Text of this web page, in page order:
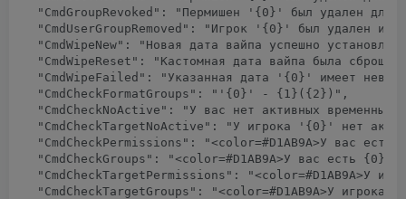
"CmdGroupRevoked": "Пермишен '{0}' был удален для
"CmdUserGroupRemoved": "Игрок '{0}' был удален из
"CmdWipeNew": "Новая дата вайпа успешно
"CmdWipeReset": "Кастомная дата вайпа была
"CmdWipeFailed": "Указанная дата '{0}' имеет
  "CmdCheckFormatGroups": "'{0}' - {1}({2})",
"CmdCheckNoActive": "У вас нет активных временных
"CmdCheckTargetNoActive": "У игрока '{0}' нет
  "CmdCheckPermissions": "
<color=#D1AB9A>У вас есть
  "CmdCheckGroups": "
<color=#D1AB9A>У вас есть {0}
  "CmdCheckTargetPermissions": "
<color=#D1AB9A>У
  "CmdCheckTargetGroups": "
<color=#D1AB9A>У игрока